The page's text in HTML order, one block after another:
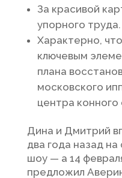
За красивой
упорного труда.
Характерно,
ключевым
плана
московского
центра конного
Дина и Дмитрий
два года назад
шоу — а 14
предложил